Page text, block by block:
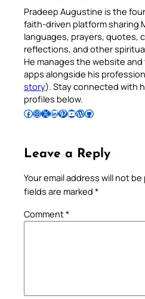
Pradeep Augustine is the
faith-driven platform sharing
languages, prayers, quotes,
reflections, and other
He manages the website
apps alongside his
story). Stay connected with
profiles below.
Follow Pradeep on Facebook Follow Pradeep on InstagramFollow Pradeep on X Follow Pradeep on LinkedIn Follow Pradeep on Pinterest Subscribe to Pradeep’s Youtube Channel Follow Pradeep on WordPress Follow Pradeep on GitHub
Leave a Reply
Your email address will not
fields are marked *
Comment*